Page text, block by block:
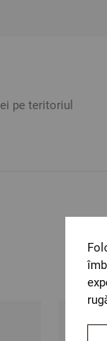
pe teritoriul